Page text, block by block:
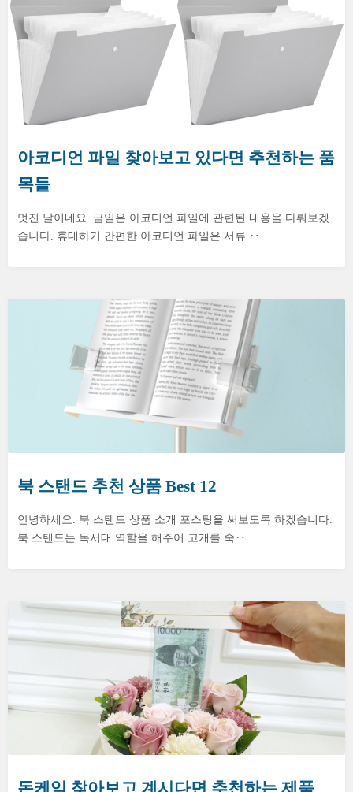
아코디언 파일 찾아보고 있다면 추천하는 품
목들
멋진 날이네요. 금일은 아코디언 파일에 관련된 내용을 다뤄보겠
습니다. 휴대하기 간편한 아코디언 파일은 서류 ‥
북 스탠드 추천 상품 Best 12
안녕하세요. 북 스탠드 상품 소개 포스팅을 써보도록 하겠습니다.
북 스탠드는 독서대 역할을 해주어 고개를 숙‥
돈케익 찾아보고 계시다면 추천하는 제품